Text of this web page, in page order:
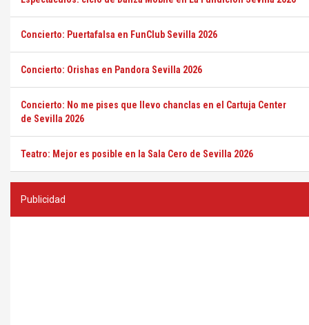
Concierto: Puertafalsa en FunClub Sevilla 2026
Concierto: Orishas en Pandora Sevilla 2026
Concierto: No me pises que llevo chanclas en el Cartuja Center
de Sevilla 2026
Teatro: Mejor es posible en la Sala Cero de Sevilla 2026
Publicidad